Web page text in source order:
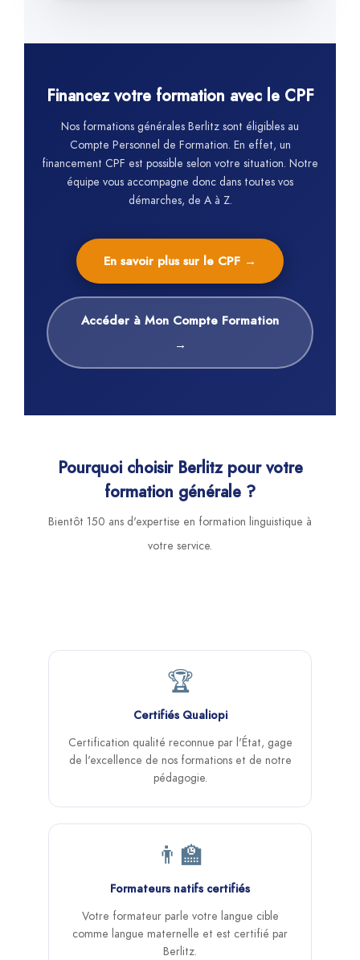
Financez votre formation avec le CPF
Nos formations générales Berlitz sont éligibles au
Compte Personnel de Formation. En effet, un
financement CPF est possible selon votre situation. Notre
équipe vous accompagne donc dans toutes vos
démarches, de A à Z.
En savoir plus sur le CPF →
Accéder à Mon Compte Formation
→
Pourquoi choisir Berlitz pour votre
formation générale ?
Bientôt 150 ans d'expertise en formation linguistique à
votre service.
🏆
Certifiés Qualiopi
Certification qualité reconnue par l'État, gage
de l'excellence de nos formations et de notre
pédagogie.
👨‍🏫
Formateurs natifs certifiés
Votre formateur parle votre langue cible
comme langue maternelle et est certifié par
Berlitz.